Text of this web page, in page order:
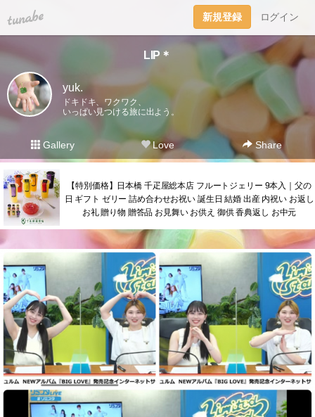
tuna.be 新規登録 ログイン
LIP＊
yuk.
ドキドキ、ワクワク、
いっぱい見つける旅に出よう。
Gallery Love Share
【特別価格】日本橋 千疋屋総本店 フルートジェリー 9本入｜父の
日 ギフト ゼリー 詰め合わせお祝い 誕生日 結婚 出産 内祝い お返し
お礼 贈り物 贈答品 お見舞い お供え 御供 香典返し お中元